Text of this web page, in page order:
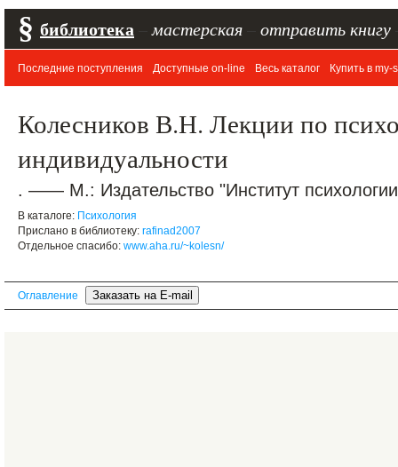
§ библиотека мастерская отправить книгу
Последние поступления Доступные on-line Весь каталог Купить в my-
Колесников В.Н. Лекции по
индивидуальности
. —— М.: Издательство "Институт
В каталоге: Психология
Прислано в библиотеку: rafinad2007
Отдельное спасибо: www.aha.ru/~kolesn/
Оглавление